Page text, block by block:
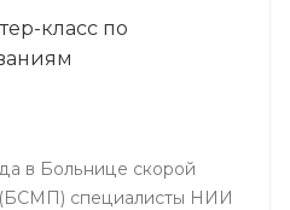
класс по
в Больнице скорой
специалисты НИИ